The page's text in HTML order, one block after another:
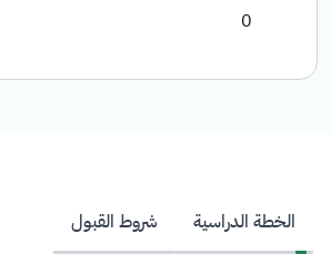
0
الخطة الدراسية شروط القبول